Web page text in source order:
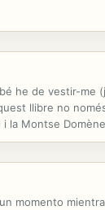
he de vestir-me
llibre no
la Montse
momento